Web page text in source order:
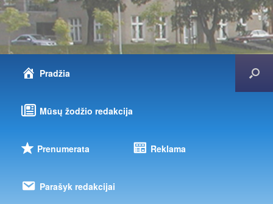
Pradžia
Mūsų žodžio redakcija
Prenumerata Reklama
Parašyk redakcijai